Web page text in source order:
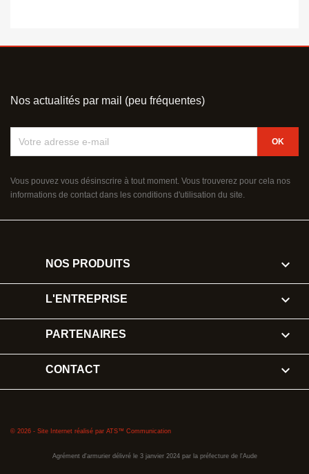
Nos actualités par mail (peu fréquentes)
Vous pouvez vous désinscrire à tout moment. Vous trouverez pour cela nos
informations de contact dans les conditions d'utilisation du site.
NOS PRODUITS 
L'ENTREPRISE 
PARTENAIRES 
CONTACT 
© 2026 - Site Internet réalisé par ATS™ Communication
Agrément d'armurier délivré le 3 janvier 2024 par la préfecture de l'Aude